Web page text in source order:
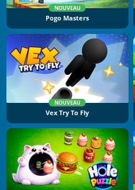
NOUVEAU
Pogo Masters
NOUVEAU
Vex Try To Fly